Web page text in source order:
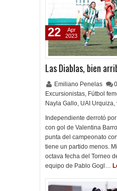
Las Diablas, bien
Emiliano Penelas 0
Excursionistas, Fútbol
Nayla Gallo, UAI Urquiza,
Independiente derrotó
con gol de Valentina
punta del campeonato
tiene un partido menos.
octava fecha del Torneo
equipo de Pablo Gogl…
22
Apr
2023